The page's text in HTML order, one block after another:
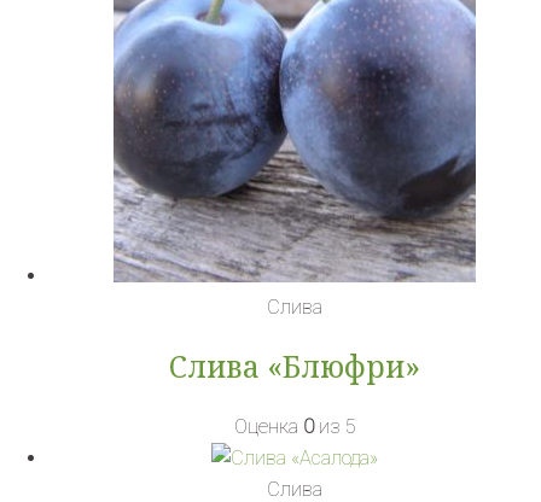
Слива
Слива «Блюфри»
Оценка 0из 5
Слива